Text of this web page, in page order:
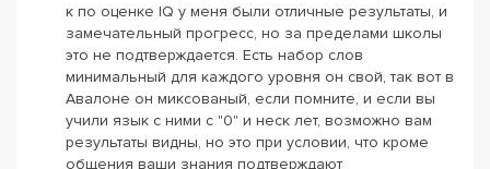
к по оценке IQ у меня были отличные результаты, и
замечательный прогресс, но за пределами школы
это не подтверждается. Есть набор слов
минимальный для каждого уровня он свой, так вот в
Авалоне он миксованый, если помните, и если вы
учили язык с ними с "0" и неск лет, возможно вам
результаты видны, но это при условии, что кроме
общения ваши знания подтверждают